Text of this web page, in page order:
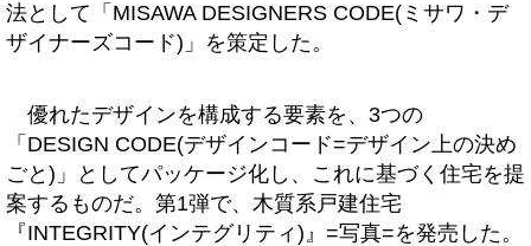
法として「MISAWA DESIGNERS CODE(ミサワ・デ
ザイナーズコード)」を策定した。
優れたデザインを構成する要素を、3つの
「DESIGN CODE(デザインコード=デザイン上の決め
ごと)」としてパッケージ化し、これに基づく住宅を提
案するものだ。第1弾で、木質系戸建住宅
『INTEGRITY(インテグリティ)』=写真=を発売した。